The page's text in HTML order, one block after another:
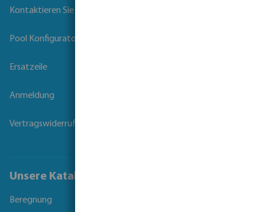
Kontaktieren Sie uns
Pool Konfigurator
Ersatzeile
Anmeldung
Vertragswiderruf
Unsere Kataloge
Beregnung